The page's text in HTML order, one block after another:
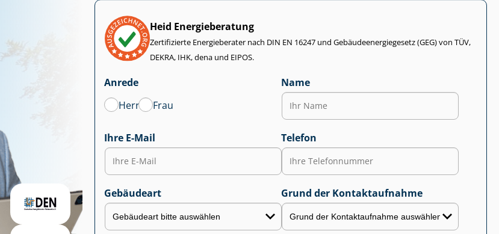
Heid Energieberatung
Zertifizierte Energieberater nach DIN EN 16247 und Ge­bäu­de­en­er­gie­ge­setz (GEG) von TÜV,
DEKRA, IHK, dena und EIPOS.
Anrede
Herr
Frau
Name
Ihre E-Mail Telefon
Gebäudeart Grund der Kontaktaufnahme